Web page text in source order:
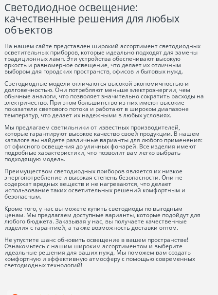
Светодиодное освещение:
качественные решения для любых
объектов
На нашем сайте представлен широкий ассортимент светодиодных
осветительных приборов, которые идеально подходят для замены
традиционных ламп. Эти устройства обеспечивают высокую
яркость и равномерное освещение, что делает их отличным
выбором для городских пространств, офисов и бытовых нужд.
Светодиодные модели отличаются высокой экономичностью и
долговечностью. Они потребляют меньше электроэнергии, чем
обычные аналоги, что позволяет значительно сократить расходы на
электричество. При этом большинство из них имеют высокие
показатели светового потока и работают в широком диапазоне
температур, что делает их надежными в любых условиях.
Мы предлагаем светильники от известных производителей,
которые гарантируют высокое качество своей продукции. В нашем
каталоге вы найдете различные варианты для любого применения:
от офисного освещения до уличных фонарей. Все изделия имеют
подробные характеристики, что позволит вам легко выбрать
подходящую модель.
Преимуществом светодиодных приборов является их низкое
энергопотребление и высокая степень безопасности. Они не
содержат вредных веществ и не нагреваются, что делает
использование таких осветительных решений комфортным и
безопасным.
Кроме того, у нас вы можете купить светодиоды по выгодным
ценам. Мы предлагаем доступные варианты, которые подойдут для
любого бюджета. Заказывая у нас, вы получаете качественные
изделия с гарантией, а также возможность доставки оптом.
Не упустите шанс обновить освещение в вашем пространстве!
Ознакомьтесь с нашим широким ассортиментом и выберите
идеальные решения для ваших нужд. Мы поможем вам создать
комфортную и эффективную атмосферу с помощью современных
светодиодных технологий!